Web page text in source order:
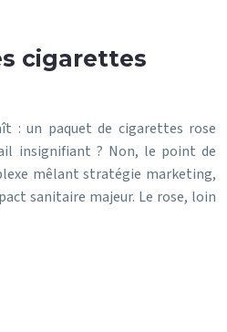
cigarettes
: un paquet de cigarettes rose
insignifiant ? Non, le point de
mêlant stratégie marketing,
sanitaire majeur. Le rose, loin